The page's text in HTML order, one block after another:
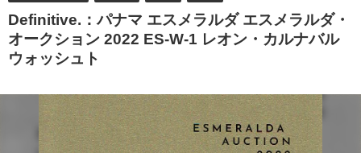
Definitive.：パナマ エスメラルダ エスメラルダ・
オークション 2022 ES-W-1 レオン・カルナバル
ウォッシュト